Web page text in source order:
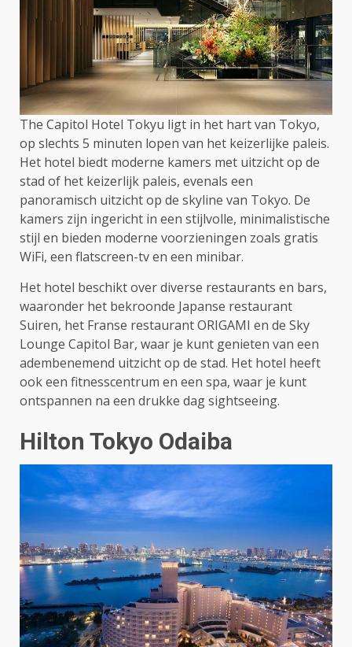
The Capitol Hotel Tokyu ligt in het hart van Tokyo,
op slechts 5 minuten lopen van het keizerlijke paleis.
Het hotel biedt moderne kamers met uitzicht op de
stad of het keizerlijk paleis, evenals een
panoramisch uitzicht op de skyline van Tokyo. De
kamers zijn ingericht in een stijlvolle, minimalistische
stijl en bieden moderne voorzieningen zoals gratis
WiFi, een flatscreen-tv en een minibar.
Het hotel beschikt over diverse restaurants en bars,
waaronder het bekroonde Japanse restaurant
Suiren, het Franse restaurant ORIGAMI en de Sky
Lounge Capitol Bar, waar je kunt genieten van een
adembenemend uitzicht op de stad. Het hotel heeft
ook een fitnesscentrum en een spa, waar je kunt
ontspannen na een drukke dag sightseeing.
Hilton Tokyo Odaiba